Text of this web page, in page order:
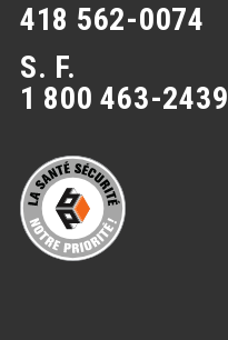
418 562-0074
S. F.
1 800 463-2439